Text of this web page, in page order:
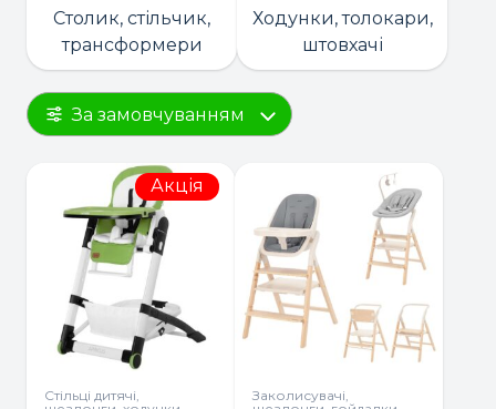
Столик, стільчик,
трансформери
Ходунки, толокари,
штовхачі
За замовчуванням
Акція
Стільці дитячі,
Заколисувачі,